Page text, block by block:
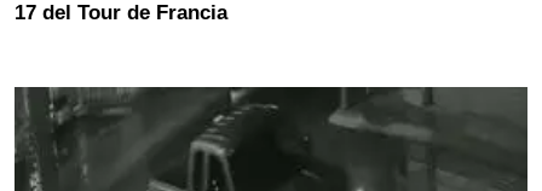
17 del Tour de Francia